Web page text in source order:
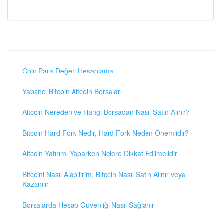
Coin Para Değeri Hesaplama
Yabancı Bitcoin Altcoin Borsaları
Altcoin Nereden ve Hangi Borsadan Nasıl Satın Alınır?
Bitcoin Hard Fork Nedir, Hard Fork Neden Önemlidir?
Altcoin Yatırımı Yaparken Nelere Dikkat Edilmelidir
Bitcoini Nasıl Alabilirim, Bitcoin Nasıl Satın Alınır veya
Kazanılır
Borsalarda Hesap Güvenliği Nasıl Sağlanır